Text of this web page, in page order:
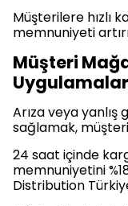
Müşterilere hızlı
memnuniyeti
Müşteri
Uygulamalar
Arıza veya
sağlamak,
24 saat içinde
memnuniyetini
Distribution